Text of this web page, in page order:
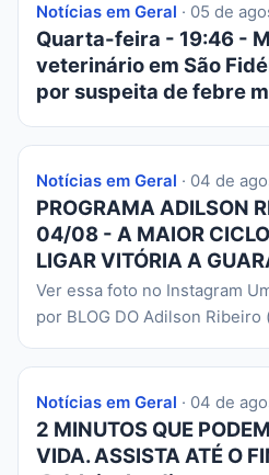
Notícias em Geral · 05 de
Quarta-feira - 19:46 -
veterinário em São
por suspeita de febre
Notícias em Geral · 04 de
PROGRAMA ADILSON
04/08 - A MAIOR
LIGAR VITÓRIA A
Ver essa foto no Instagram
por BLOG DO Adilson
Notícias em Geral · 04 de
2 MINUTOS QUE
VIDA. ASSISTA ATÉ O